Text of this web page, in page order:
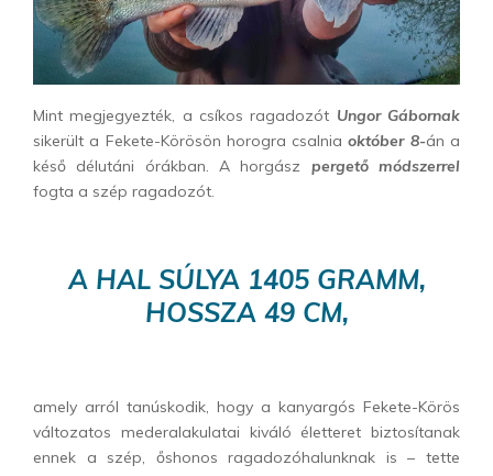
Mint megjegyezték, a csíkos ragadozót Ungor Gábornak
sikerült a Fekete-Körösön horogra csalniaoktóber 8-án a
késő délutáni órákban. A horgász pergető módszerrel
fogta a szép ragadozót.
A HAL SÚLYA 1405 GRAMM,
HOSSZA 49 CM,
amely arról tanúskodik, hogy a kanyargós Fekete-Körös
változatos mederalakulatai kiváló életteret biztosítanak
ennek a szép, őshonos ragadozóhalunknak is – tette